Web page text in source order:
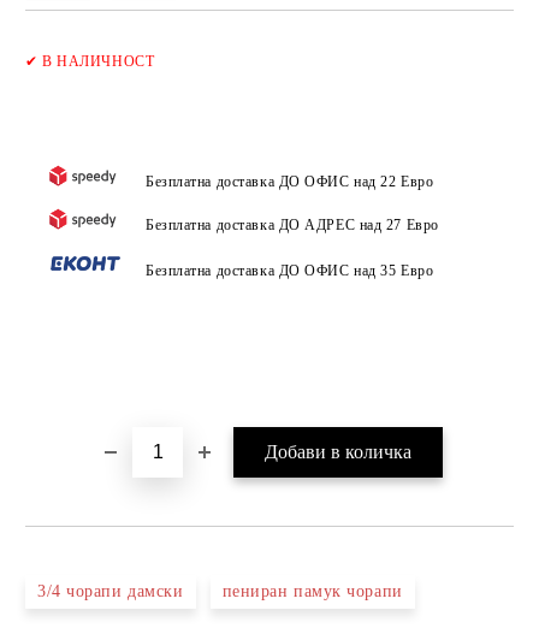
✔В НАЛИЧНОСТ
Безплатна доставка ДО ОФИС над 22 Евро
Безплатна доставка ДО АДРЕС над 27 Евро
Безплатна доставка ДО ОФИС над 35 Евро
3/4 чорапи дамски пениран памук чорапи